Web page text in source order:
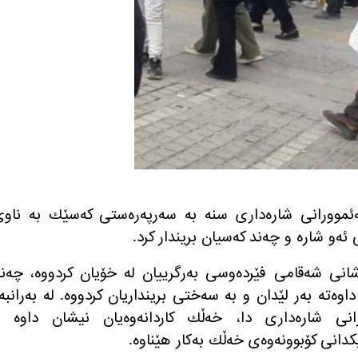
٨ی گوڵان، مه‌ئموورانی شاره‌داری سنه‌ به‌ سه‌رپه‌ره‌ستی كه‌سێك به‌
شاره‌ و چه‌ند كه‌سیان بریندار كرد.
شه‌قامی فێرده‌وسی به‌رگرییان له‌ خۆیان كردووه‌،
به‌ر لێدان و به‌ سه‌ختی برینداریان كردووه‌. له‌
شاره‌داری دا، خه‌ڵك كاردانه‌وه‌یان نیشان داوه‌
كۆبوونه‌وه‌ی خه‌ڵك به‌كار هێناوه‌.